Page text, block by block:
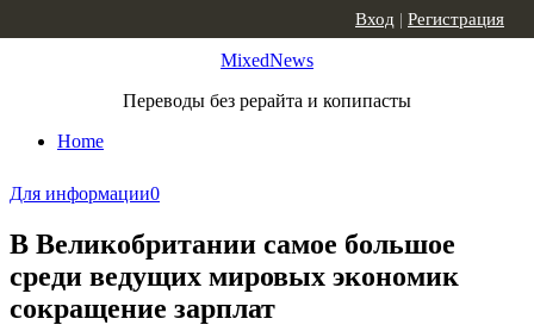
MixedNews
Переводы без рерайта и копипасты
Home
Вход | Регистрация
Для информации0
В Великобритании самое большое
среди ведущих мировых экономик
сокращение зарплат